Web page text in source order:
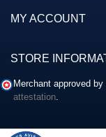
MY ACCOUNT
STORE
Merchant approved
attestation.